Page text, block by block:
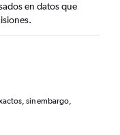
en datos que
sin embargo,